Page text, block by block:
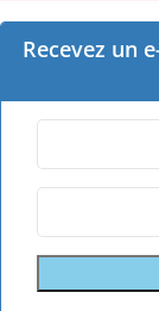
Recevez un